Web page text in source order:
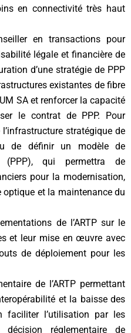
en connectivité très haut
en transactions pour
légale et financière de
d’une stratégie de PPP
existantes de fibre
SA et renforcer la capacité
le contrat de PPP. Pour
stratégique de
de définir un modèle de
(PPP), qui permettra de
pour la modernisation,
optique et la maintenance du
de l’ARTP sur le
et leur mise en œuvre avec
de déploiement pour les
de l’ARTP permettant
et la baisse des
faciliter l’utilisation par les
réglementaire de